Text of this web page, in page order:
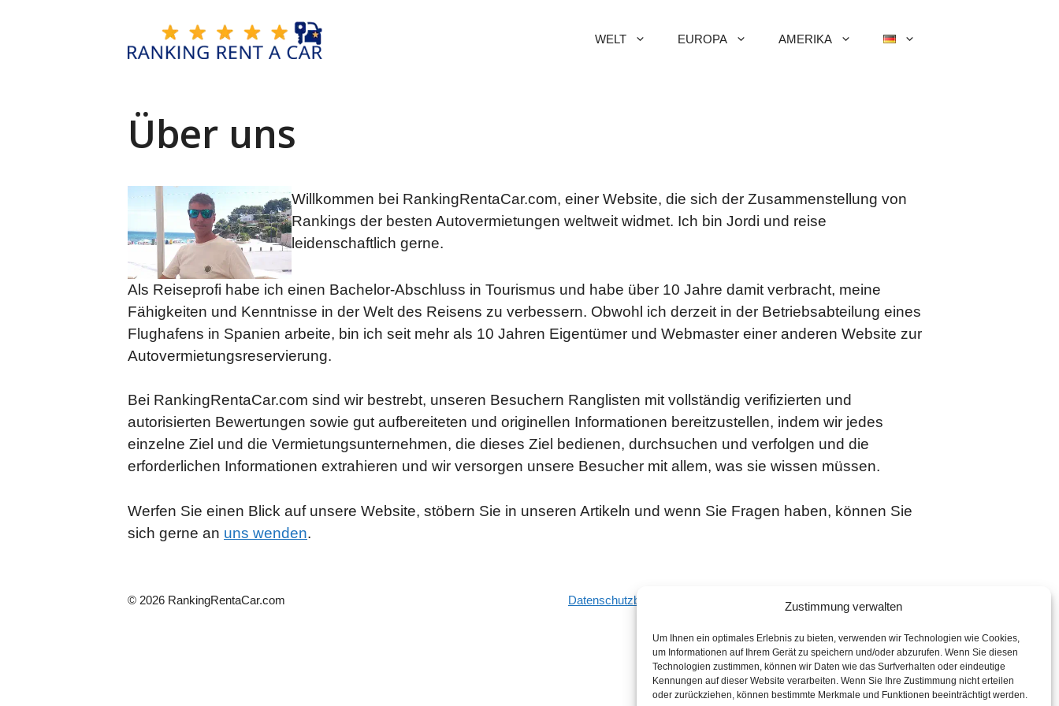
Zustimmung verwalten
Um Ihnen ein optimales Erlebnis zu bieten, verwenden wir Technologien wie Cookies,
um Informationen auf Ihrem Gerät zu speichern und/oder abzurufen. Wenn Sie diesen
Technologien zustimmen, können wir Daten wie das Surfverhalten oder eindeutige
Kennungen auf dieser Website verarbeiten. Wenn Sie Ihre Zustimmung nicht erteilen
oder zurückziehen, können bestimmte Merkmale und Funktionen beeinträchtigt werden.
WELT EUROPA AMERIKA
Über uns
Willkommen bei RankingRentaCar.com, einer Website, die sich der Zusammenstellung von
Rankings der besten Autovermietungen weltweit widmet. Ich bin Jordi und reise
leidenschaftlich gerne.
Als Reiseprofi habe ich einen Bachelor-Abschluss in Tourismus und habe über 10 Jahre damit verbracht, meine
Fähigkeiten und Kenntnisse in der Welt des Reisens zu verbessern. Obwohl ich derzeit in der Betriebsabteilung eines
Flughafens in Spanien arbeite, bin ich seit mehr als 10 Jahren Eigentümer und Webmaster einer anderen Website zur
Autovermietungsreservierung.
Bei RankingRentaCar.com sind wir bestrebt, unseren Besuchern Ranglisten mit vollständig verifizierten und
autorisierten Bewertungen sowie gut aufbereiteten und originellen Informationen bereitzustellen, indem wir jedes
einzelne Ziel und die Vermietungsunternehmen, die dieses Ziel bedienen, durchsuchen und verfolgen und die
erforderlichen Informationen extrahieren und wir versorgen unsere Besucher mit allem, was sie wissen müssen.
Werfen Sie einen Blick auf unsere Website, stöbern Sie in unseren Artikeln und wenn Sie Fragen haben, können Sie
sich gerne an uns wenden.
Datenschutzbestimmungen Cookie
© 2026 RankingRentaCar.com